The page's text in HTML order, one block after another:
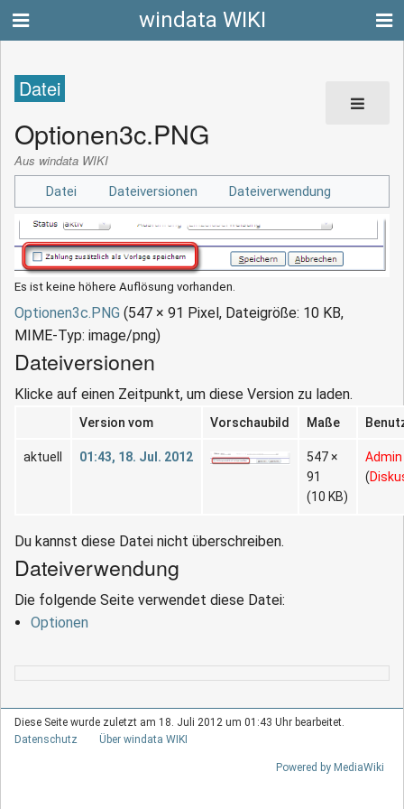
windata WIKI
Datei
Optionen3c.PNG
Aus windata WIKI
Datei Dateiversionen Dateiverwendung
Es ist keine höhere Auflösung vorhanden.
Optionen3c.PNG (547 × 91 Pixel, Dateigröße: 10 KB,
MIME-Typ: image/png)
Dateiversionen
Klicke auf einen Zeitpunkt, um diese Version zu laden.
Version vom Vorschaubild Maße
aktuell 01:43, 18. Jul. 2012
547 ×
91
(10 KB)
Admin
(
Du kannst diese Datei nicht überschreiben.
Dateiverwendung
Die folgende Seite verwendet diese Datei:
Optionen
Diese Seite wurde zuletzt am 18. Juli 2012 um 01:43 Uhr bearbeitet.
Datenschutz
Über windata WIKI
Powered by MediaWiki